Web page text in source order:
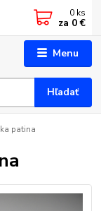
Menu
Hľadať
0 ks
za 0 €
patina